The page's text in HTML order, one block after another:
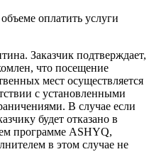
оплатить услуги
Заказчик подтверждает,
что посещение
мест осуществляется
с установленными
В случае если
будет отказано в
программе ASHYQ,
в этом случае не